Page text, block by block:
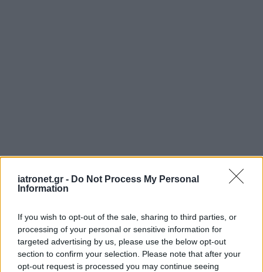
iatronet.gr - Do Not Process My Personal
Information
If you wish to opt-out of the sale, sharing to third parties, or
processing of your personal or sensitive information for
targeted advertising by us, please use the below opt-out
section to confirm your selection. Please note that after your
opt-out request is processed you may continue seeing